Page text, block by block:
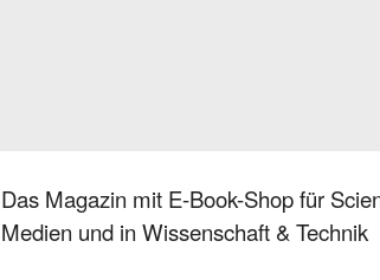
Das Magazin mit E-Book-Shop für
Medien und in Wissenschaft & Technik